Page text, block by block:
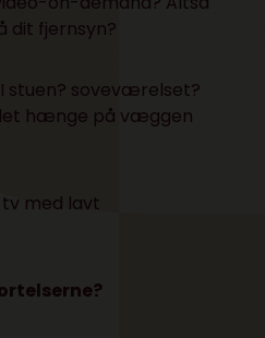
dit fjernsyn?
stuen? soveværelset?
hænge på væggen
med lavt